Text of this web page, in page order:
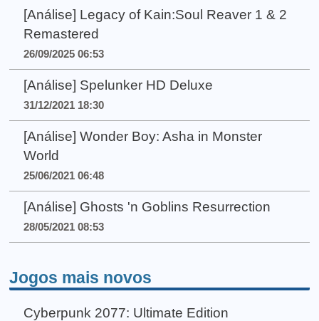
[Análise] Legacy of Kain:Soul Reaver 1 & 2
Remastered
26/09/2025 06:53
[Análise] Spelunker HD Deluxe
31/12/2021 18:30
[Análise] Wonder Boy: Asha in Monster
World
25/06/2021 06:48
[Análise] Ghosts 'n Goblins Resurrection
28/05/2021 08:53
Jogos mais novos
Cyberpunk 2077: Ultimate Edition